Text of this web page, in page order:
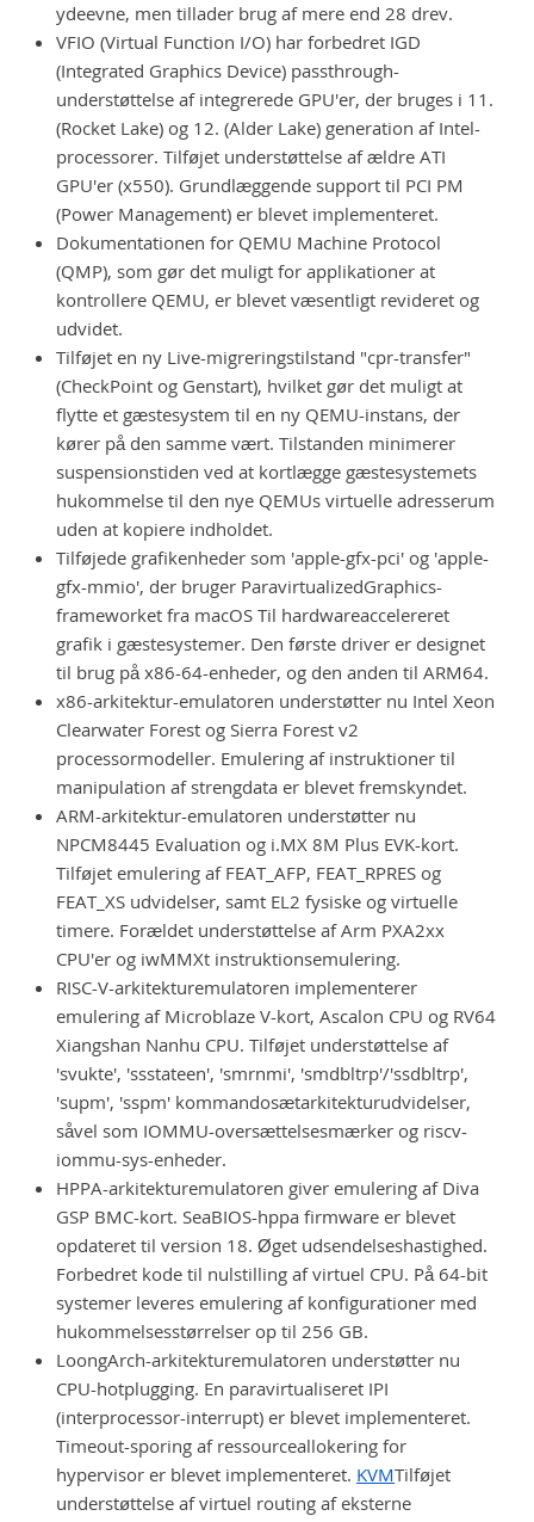
ydeevne, men tillader brug af mere end 28 drev.
VFIO (Virtual Function I/O) har forbedret IGD
(Integrated Graphics Device) passthrough-
understøttelse af integrerede GPU'er, der bruges i 11.
(Rocket Lake) og 12. (Alder Lake) generation af Intel-
processorer. Tilføjet understøttelse af ældre ATI
GPU'er (x550). Grundlæggende support til PCI PM
(Power Management) er blevet implementeret.
Dokumentationen for QEMU Machine Protocol
(QMP), som gør det muligt for applikationer at
kontrollere QEMU, er blevet væsentligt revideret og
udvidet.
Tilføjet en ny Live-migreringstilstand "cpr-transfer"
(CheckPoint og Genstart), hvilket gør det muligt at
flytte et gæstesystem til en ny QEMU-instans, der
kører på den samme vært. Tilstanden minimerer
suspensionstiden ved at kortlægge gæstesystemets
hukommelse til den nye QEMUs virtuelle adresserum
uden at kopiere indholdet.
Tilføjede grafikenheder som 'apple-gfx-pci' og 'apple-
gfx-mmio', der bruger ParavirtualizedGraphics-
frameworket fra macOS Til hardwareaccelereret
grafik i gæstesystemer. Den første driver er designet
til brug på x86-64-enheder, og den anden til ARM64.
x86-arkitektur-emulatoren understøtter nu Intel Xeon
Clearwater Forest og Sierra Forest v2
processormodeller. Emulering af instruktioner til
manipulation af strengdata er blevet fremskyndet.
ARM-arkitektur-emulatoren understøtter nu
NPCM8445 Evaluation og i.MX 8M Plus EVK-kort.
Tilføjet emulering af FEAT_AFP, FEAT_RPRES og
FEAT_XS udvidelser, samt EL2 fysiske og virtuelle
timere. Forældet understøttelse af Arm PXA2xx
CPU'er og iwMMXt instruktionsemulering.
RISC-V-arkitekturemulatoren implementerer
emulering af Microblaze V-kort, Ascalon CPU og RV64
Xiangshan Nanhu CPU. Tilføjet understøttelse af
'svukte', 'ssstateen', 'smrnmi', 'smdbltrp'/'ssdbltrp',
'supm', 'sspm' kommandosætarkitekturudvidelser,
såvel som IOMMU-oversættelsesmærker og riscv-
iommu-sys-enheder.
HPPA-arkitekturemulatoren giver emulering af Diva
GSP BMC-kort. SeaBIOS-hppa firmware er blevet
opdateret til version 18. Øget udsendelseshastighed.
Forbedret kode til nulstilling af virtuel CPU. På 64-bit
systemer leveres emulering af konfigurationer med
hukommelsesstørrelser op til 256 GB.
LoongArch-arkitekturemulatoren understøtter nu
CPU-hotplugging. En paravirtualiseret IPI
(interprocessor-interrupt) er blevet implementeret.
Timeout-sporing af ressourceallokering for
hypervisor er blevet implementeret. KVMTilføjet
understøttelse af virtuel routing af eksterne